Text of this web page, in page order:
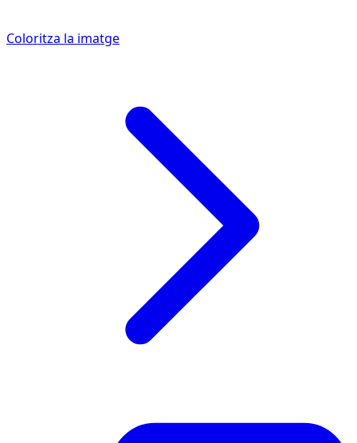
Coloritza la imatge